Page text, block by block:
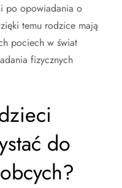
po opowiadania o
temu rodzice mają
pociech w świat
fizycznych
do